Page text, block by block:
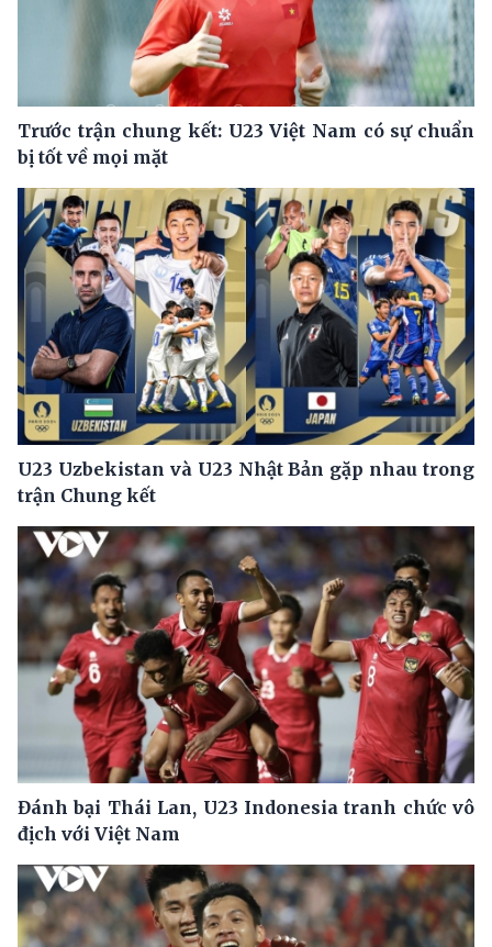
Trước trận chung kết: U23 Việt Nam có sự chuẩn
bị tốt về mọi mặt
U23 Uzbekistan và U23 Nhật Bản gặp nhau trong
trận Chung kết
Đánh bại Thái Lan, U23 Indonesia tranh chức vô
địch với Việt Nam